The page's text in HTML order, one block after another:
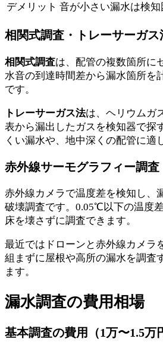
デメリット 音が小さい漏水は検知
相関式調査・トレーサーガス
相関式調査は、配管の複数箇所に
水音の到達時間差から漏水箇所を
です。
トレーサーガス法は、ヘリウムガ
表から漏出したガスを検知器で探
くい漏水や、地中深くの配管に適
赤外線サーモグラフィー調査
赤外線カメラで温度差を検知し、
破壊調査です。0.05℃以下の温度
床を壊さずに調査できます。
最近ではドローンと赤外線カメラ
組まずに屋根や高所の漏水を調査
ます。
漏水調査の費用相場
基本調査の費用（1万〜1.5万